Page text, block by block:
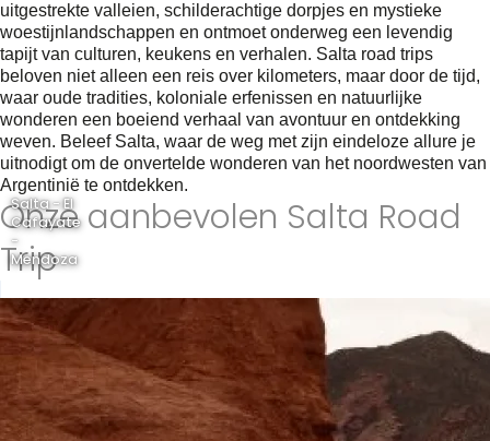
uitgestrekte valleien, schilderachtige dorpjes en mystieke
woestijnlandschappen en ontmoet onderweg een levendig
tapijt van culturen, keukens en verhalen. Salta road trips
beloven niet alleen een reis over kilometers, maar door de tijd,
waar oude tradities, koloniale erfenissen en natuurlijke
wonderen een boeiend verhaal van avontuur en ontdekking
weven. Beleef Salta, waar de weg met zijn eindeloze allure je
uitnodigt om de onvertelde wonderen van het noordwesten van
Argentinië te ontdekken.
Onze aanbevolen Salta Road
Trip
Salta - El
Cafayate
-
Mendoza